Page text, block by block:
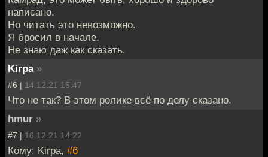
написано.
Но читать это невозможно.
Я бросил в начале.
Не знаю даж как сказать.
Kirpa »
#6 | 14.12.21 15:47
Что не так? В этом ролике всё по делу сказано.
hmur »
#7 | 16.12.21 14:22
Кому: Kirpa, #6